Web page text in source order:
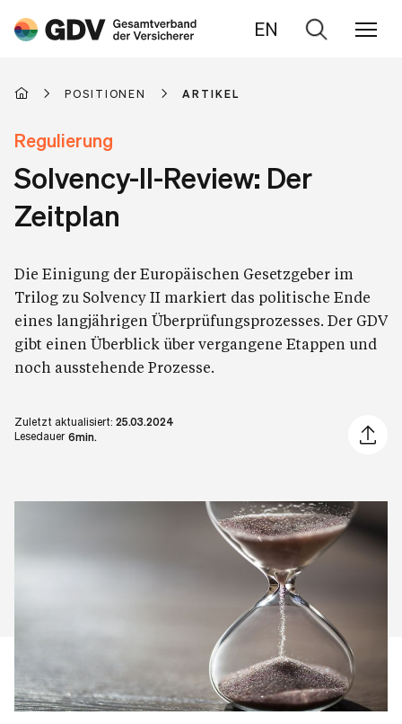
EN
Zur
POSITIONEN ARTIKEL
Regulierung
Solvency-II-Review: Der
Zeitplan
Die Einigung der Europäischen Gesetzgeber im
Trilog zu Solvency II markiert das politische Ende
eines langjährigen Überprüfungsprozesses. Der GDV
gibt einen Überblick über vergangene Etappen und
noch ausstehende Prozesse.
Zuletzt aktualisiert: 25.03.2024
Lesedauer 6min.
Artikel